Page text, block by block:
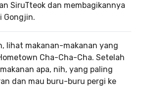
SiruTteok dan membagikannya
Gongjin.
lihat makanan-makanan yang
Cha-Cha-Cha. Setelah
apa, nih, yang paling
dan mau buru-buru pergi ke